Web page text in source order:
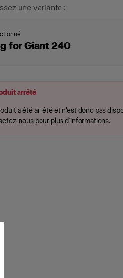
une variante :
for Giant 240
arrêté
a été arrêté et n’est donc pas
nous pour plus d’informations.